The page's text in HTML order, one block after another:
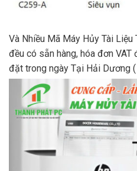
Và Nhiều Mã Máy Hủy Tài Liệu
đều có sẵn hàng, hóa đơn
đặt trong ngày Tại Hải Dương